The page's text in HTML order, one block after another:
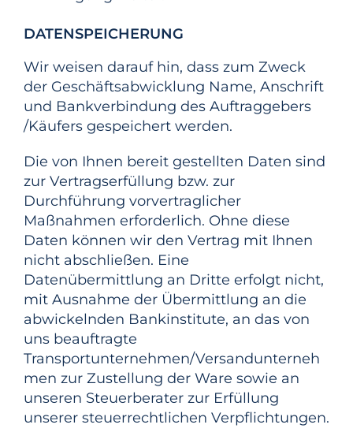
DATENSPEICHERUNG
Wir weisen darauf hin, dass zum Zweck
der Geschäftsabwicklung Name, Anschrift
und Bankverbindung des Auftraggebers
/Käufers gespeichert werden.
Die von Ihnen bereit gestellten Daten sind
zur Vertragserfüllung bzw. zur
Durchführung vorvertraglicher
Maßnahmen erforderlich. Ohne diese
Daten können wir den Vertrag mit Ihnen
nicht abschließen. Eine
Datenübermittlung an Dritte erfolgt nicht,
mit Ausnahme der Übermittlung an die
abwickelnden Bankinstitute, an das von
uns beauftragte
Transportunternehmen/Versandunterneh
men zur Zustellung der Ware sowie an
unseren Steuerberater zur Erfüllung
unserer steuerrechtlichen Verpflichtungen.